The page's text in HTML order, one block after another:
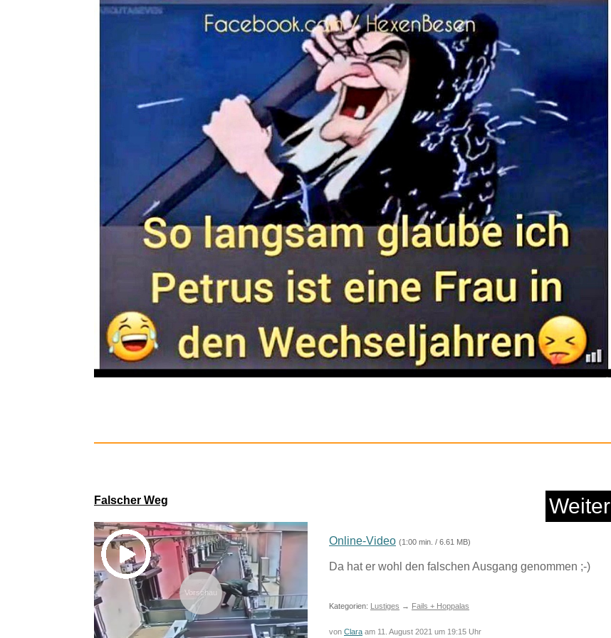
Anzeige
Ac/Dc: Lightning Logo (Braccia...
Anzeige
Falscher Weg Weiter
Vorschau
Online-Video (1:00 min. / 6.61 MB)
Da hat er wohl den falschen Ausgang genommen ;-)
Kategorien: Lustiges → Fails + Hoppalas
von Clara am 11. August 2021 um 19:15 Uhr